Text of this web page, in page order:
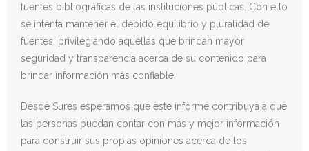
fuentes bibliográficas de las instituciones públicas. Con ello
se intenta mantener el debido equilibrio y pluralidad de
fuentes, privilegiando aquellas que brindan mayor
seguridad y transparencia acerca de su contenido para
brindar información más confiable.
Desde Sures esperamos que este informe contribuya a que
las personas puedan contar con más y mejor información
para construir sus propias opiniones acerca de los